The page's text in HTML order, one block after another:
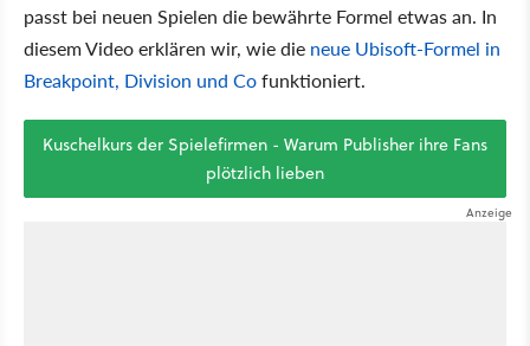
passt bei neuen Spielen die bewährte Formel etwas an. In
diesem Video erklären wir, wie die neue Ubisoft-Formel in
Breakpoint, Division und Cofunktioniert.
Kuschelkurs der Spielefirmen - Warum Publisher ihre Fans
plötzlich lieben